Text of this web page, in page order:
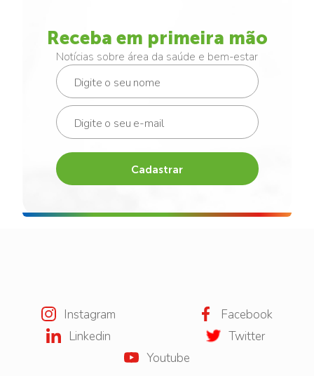
Receba em primeira mão
Notícias sobre área da saúde e bem-estar
Cadastrar
Instagram
Facebook
Linkedin
Twitter
Youtube